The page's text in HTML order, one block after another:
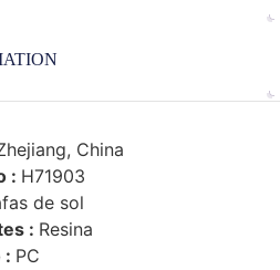
China
: H71903
de sol
: Resina
: PC